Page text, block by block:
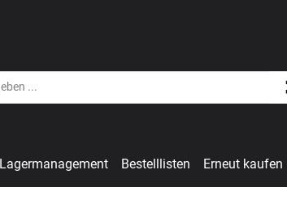
Lagermanagement Bestelllisten Erneut kaufen